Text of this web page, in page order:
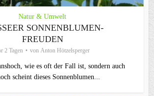
Natur & Umwelt
SONNENBLUMEN-
FREUDEN
2 Tagen von Anton Hötzelsperger
wie es oft der Fall ist, sondern auch
scheint dieses Sonnenblumen...